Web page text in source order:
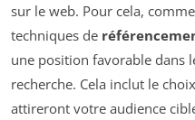
sur le web. Pour cela,
techniques de
une position favorable dans
recherche. Cela inclut le
attireront votre audience